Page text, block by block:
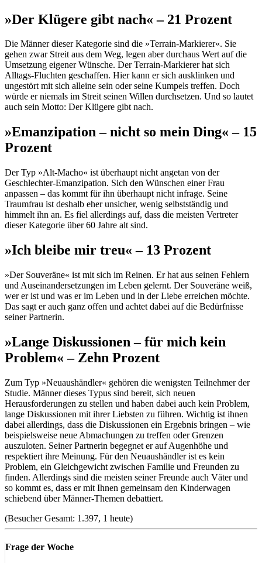
»Der Klügere gibt nach« – 21 Prozent
Die Männer dieser Kategorie sind die »Terrain-Markierer«. Sie
gehen zwar Streit aus dem Weg, legen aber durchaus Wert auf die
Umsetzung eigener Wünsche. Der Terrain-Markierer hat sich
Alltags-Fluchten geschaffen. Hier kann er sich ausklinken und
ungestört mit sich alleine sein oder seine Kumpels treffen. Doch
würde er niemals im Streit seinen Willen durchsetzen. Und so lautet
auch sein Motto: Der Klügere gibt nach.
»Emanzipation – nicht so mein Ding« – 15
Prozent
Der Typ »Alt-Macho« ist überhaupt nicht angetan von der
Geschlechter-Emanzipation. Sich den Wünschen einer Frau
anpassen – das kommt für ihn überhaupt nicht infrage. Seine
Traumfrau ist deshalb eher unsicher, wenig selbstständig und
himmelt ihn an. Es fiel allerdings auf, dass die meisten Vertreter
dieser Kategorie über 60 Jahre alt sind.
»Ich bleibe mir treu« – 13 Prozent
»Der Souveräne« ist mit sich im Reinen. Er hat aus seinen Fehlern
und Auseinandersetzungen im Leben gelernt. Der Souveräne weiß,
wer er ist und was er im Leben und in der Liebe erreichen möchte.
Das sagt er auch ganz offen und achtet dabei auf die Bedürfnisse
seiner Partnerin.
»Lange Diskussionen – für mich kein
Problem« – Zehn Prozent
Zum Typ »Neuaushändler« gehören die wenigsten Teilnehmer der
Studie. Männer dieses Typus sind bereit, sich neuen
Herausforderungen zu stellen und haben dabei auch kein Problem,
lange Diskussionen mit ihrer Liebsten zu führen. Wichtig ist ihnen
dabei allerdings, dass die Diskussionen ein Ergebnis bringen – wie
beispielsweise neue Abmachungen zu treffen oder Grenzen
auszuloten. Seiner Partnerin begegnet er auf Augenhöhe und
respektiert ihre Meinung. Für den Neuaushändler ist es kein
Problem, ein Gleichgewicht zwischen Familie und Freunden zu
finden. Allerdings sind die meisten seiner Freunde auch Väter und
so kommt es, dass er mit Ihnen gemeinsam den Kinderwagen
schiebend über Männer-Themen debattiert.
(Besucher Gesamt: 1.397, 1 heute)
Frage der Woche